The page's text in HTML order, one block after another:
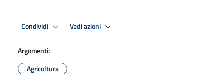
Condividi Vedi azioni
Argomenti:
Agricoltura